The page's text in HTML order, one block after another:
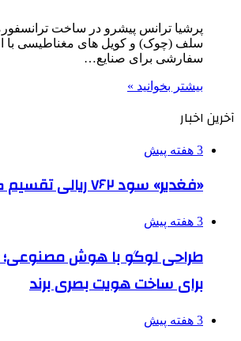
پرشیا ترانس پیشرو در ساخت
سلف (چوک) و کویل های مغناطیسی با
سفارشی برای صنایع…
بیشتر بخوانید »
آخرین اخبار
3 هفته پیش
«فغدیر» سود ۷۶۲ ریالی تقسیم کرد
3 هفته پیش
طراحی لوگو با هوش مصنوعی؛
برای ساخت هویت بصری برند
3 هفته پیش